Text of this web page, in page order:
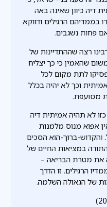
דיה כיוון שאינה באה
בממדיהם הרגילים ודווקא
אם פחות נשגבים.
רצה שההתדיינות של
שהאמין כי כך יצליח
לתת מקום לכל
וכך לא יהיה בכלל
מסועפת.
לא תהיה אמיתית דיה
אפוא מנוס מלמנות
והקדוש-ברוך-הוא הסכים
במציאות החיים של
את מטרת הבריאה –
הרגילים. זו הדרך
של הגאולה השלמה.